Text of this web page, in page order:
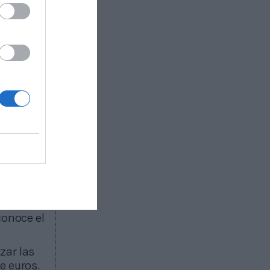
que
lo que
y los
por
a
de
el
las
euros.